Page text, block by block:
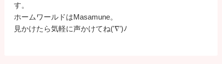
す。
ホームワールドはMasamune。
見かけたら気軽に声かけてね('∇')ﾉ